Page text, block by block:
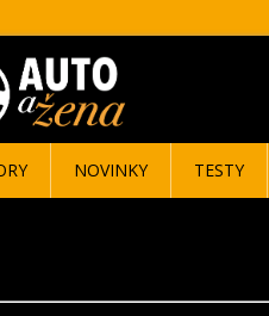
NOVINKY TESTY